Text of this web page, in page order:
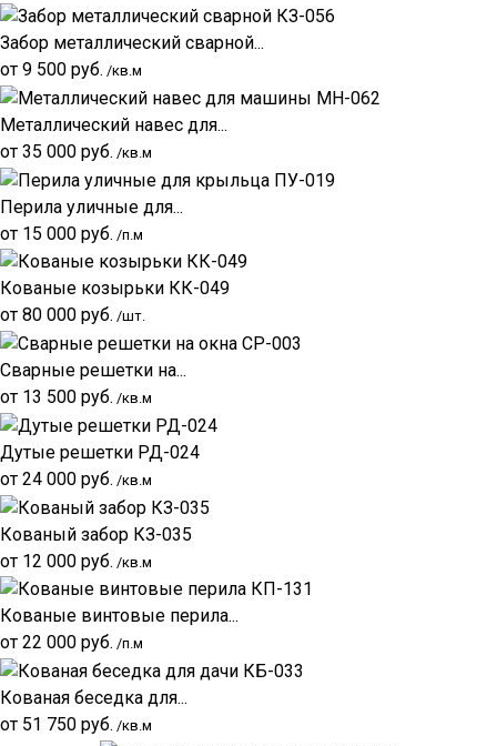
Забор металлический сварной...
от 9 500 руб. /кв.м
Металлический навес для...
от 35 000 руб. /кв.м
Перила уличные для...
от 15 000 руб. /п.м
Кованые козырьки КК-049
от 80 000 руб. /шт.
Сварные решетки на...
от 13 500 руб. /кв.м
Дутые решетки РД-024
от 24 000 руб. /кв.м
Кованый забор КЗ-035
от 12 000 руб. /кв.м
Кованые винтовые перила...
от 22 000 руб. /п.м
Кованая беседка для...
от 51 750 руб. /кв.м